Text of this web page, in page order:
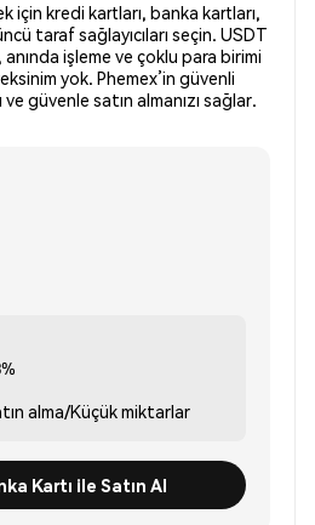
için kredi kartları, banka kartları,
taraf sağlayıcıları seçin. USDT
işleme ve çoklu para birimi
yok. Phemex’in güvenli
güvenle satın almanızı sağlar.
alma/Küçük miktarlar
Kartı ile Satın Al